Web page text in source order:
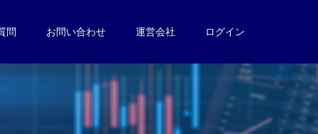
問 お問い合わせ 運営会社 ログイン